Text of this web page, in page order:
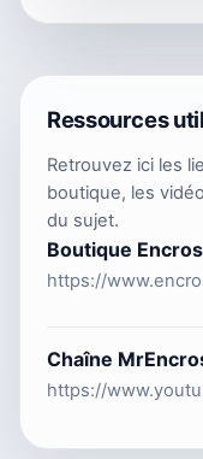
Ressources
Retrouvez ici les
boutique, les
du sujet.
Boutique Encros
https://
Chaîne
https://